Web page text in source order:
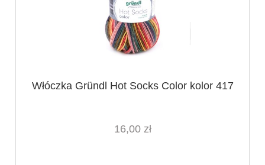
Włóczka Gründl Hot Socks Color kolor 417
16,00 zł